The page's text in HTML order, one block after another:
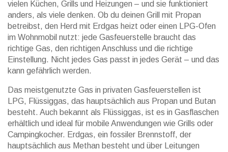
vielen Küchen, Grills und Heizungen – und sie funktioniert
anders, als viele denken. Ob du deinen Grill mit Propan
betreibst, den Herd mit Erdgas heizt oder einen LPG-Ofen
im Wohnmobil nutzt: jede Gasfeuerstelle braucht das
richtige Gas, den richtigen Anschluss und die richtige
Einstellung. Nicht jedes Gas passt in jedes Gerät – und das
kann gefährlich werden.
Das meistgenutzte Gas in privaten Gasfeuerstellen ist
LPG, Flüssiggas, das hauptsächlich aus Propan und Butan
besteht. Auch bekannt als Flüssiggas, ist es in Gasflaschen
erhältlich und ideal für mobile Anwendungen wie Grills oder
Campingkocher. Erdgas, ein fossiler Brennstoff, der
hauptsächlich aus Methan besteht und über Leitungen